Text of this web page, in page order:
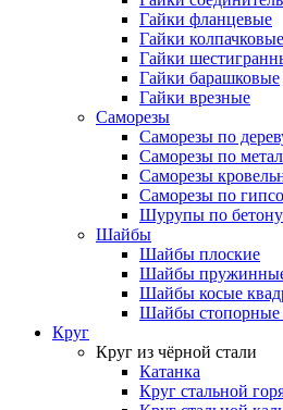
Гайки фланцевые
Гайки колпачковые
Гайки
Гайки барашковые
Гайки врезные
Саморезы
Саморезы по
Саморезы по
Саморезы
Саморезы по
Шурупы по бетону
Шайбы
Шайбы плоские
Шайбы
Шайбы косые
Шайбы стопорные
Круг
Круг из чёрной стали
Катанка
Круг стальной